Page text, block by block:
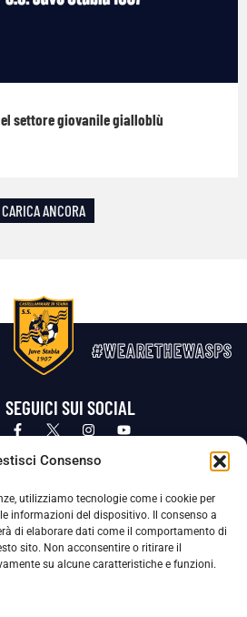
Consenso
utilizziamo tecnologie come i cookie per
informazioni del dispositivo. Il consenso a
di elaborare dati come il comportamento di
sito. Non acconsentire o ritirare il
su alcune caratteristiche e funzioni.
settore giovanile gialloblù
CARICA ANCORA
#WEARETHEWASPS
SEGUICI SUI SOCIAL
Policy Cookie Policy
dei Dati Personali (DPO), figura specializzata che vigila sulle modalità
Società per tutelare i Suoi dati personali.
contattare il DPO può scrivere a